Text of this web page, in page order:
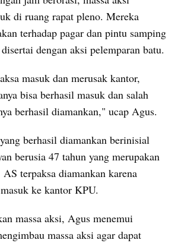
di ruang rapat pleno. Mereka
terhadap pagar dan pintu samping
dengan aksi pelemparan batu.
masuk dan merusak kantor,
bisa berhasil masuk dan salah
berhasil diamankan," ucap Agus.
berhasil diamankan berinisial
berusia 47 tahun yang merupakan
terpaksa diamankan karena
ke kantor KPU.
massa aksi, Agus menemui
massa aksi agar dapat